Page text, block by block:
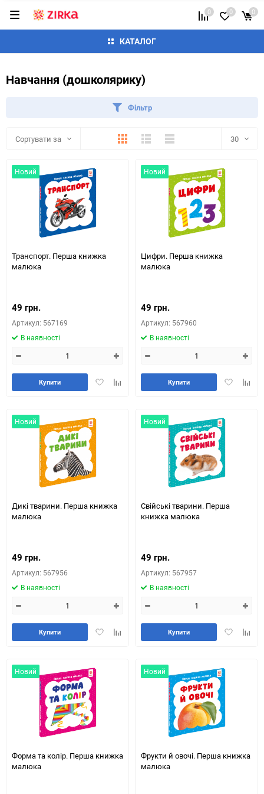
КАТАЛОГ
0 0 0
Навчання (дошколярику)
Фільтр
Сортувати за ПлиткаДетальноСписок 30
30
60
90
Новий
Транспорт. Перша книжка
малюка
49 грн.
Артикул: 567169
В наявності
ДодатиДодайте
порівняння
Купити
Новий
Цифри. Перша книжка
малюка
49 грн.
Артикул: 567960
В наявності
Додати
Купити
Новий
Дикі тварини. Перша книжка
малюка
49 грн.
Артикул: 567956
В наявності
ДодатиДодайте
порівняння
Купити
Новий
Свійські тварини. Перша
книжка малюка
49 грн.
Артикул: 567957
В наявності
Додати
Купити
Новий
Форма та колір. Перша книжка
малюка
Новий
Фрукти й овочі. Перша книжка
малюка